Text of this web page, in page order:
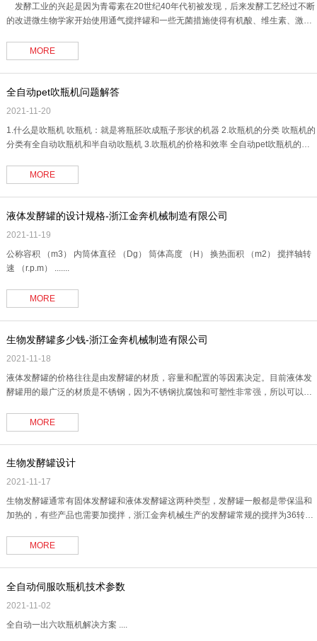
发酵工业的兴起是因为青霉素在20世纪40年代初被发现，后来发酵工艺经过不断
的改进微生物学家开始使用通气搅拌罐和一些无菌措施使得有机酸、维生素、激素
相关领域。 机械搅拌罐是利用电机给搅拌桨的扭力使其转动，然后使罐体中.......
MORE
全自动pet吹瓶机问题解答
2021-11-20
1.什么是吹瓶机 吹瓶机：就是将瓶胚吹成瓶子形状的机器 2.吹瓶机的分类 吹瓶机的
分类有全自动吹瓶机和半自动吹瓶机 3.吹瓶机的价格和效率 全自动pet吹瓶机的价
MORE
液体发酵罐的设计规格-浙江金奔机械制造有限公司
2021-11-19
公称容积 （m3） 内筒体直径 （Dg） 筒体高度 （H） 换热面积 （m2） 搅拌轴转
MORE
生物发酵罐多少钱-浙江金奔机械制造有限公司
2021-11-18
液体发酵罐的价格往往是由发酵罐的材质，容量和配置的等因素决定。目前液体发
酵罐用的最广泛的材质是不锈钢，因为不锈钢抗腐蚀和可塑性非常强，所以可以作
5T的304材质的发酵罐普遍是带36转的搅拌机，加热层和保温层，那么如果你用不
到搅拌，你可能就会比常规的价格便宜个3000-5000左右（具体还是看搅拌机的品
牌和规.......
MORE
生物发酵罐设计
2021-11-17
生物发酵罐通常有固体发酵罐和液体发酵罐这两种类型，发酵罐一般都是带保温和
加热的，有些产品也需要加搅拌，浙江金奔机械生产的发酵罐常规的搅拌为36转每
为不锈钢内胆，蜂窝夹板以及聚氨酯发泡层，这种结构很好的为菌体在生物发酵罐
内的发酵提供了适宜的发酵环境。 生物发酵罐也可以根据发酵工艺进度定制，一般
MORE
全自动伺服吹瓶机技术参数
2021-11-02
全自动一出六吹瓶机解决方案 ....